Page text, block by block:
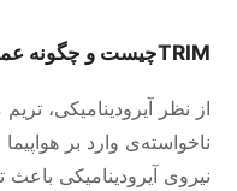
TRIMچیست و چگونه
از نظر آیرودینامیکی،
ناخواسته‌ی وارد بر
نیروی آیرودینامیکی باعث